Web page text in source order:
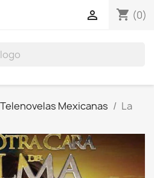
shopping_cart (0)

Telenovelas Mexicanas
La